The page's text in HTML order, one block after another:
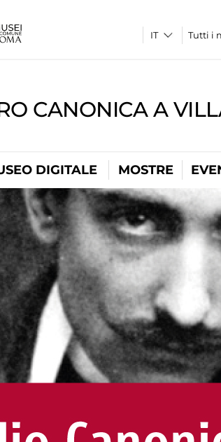
Tutti i
CANONICA A
DIGITALE MOSTRE